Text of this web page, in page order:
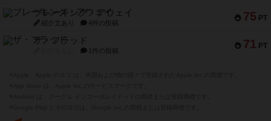
75 PT
ブレーキング・アウェイ
紹介文あり 4件の投稿
71 PT
ザ・フラッド
1件の投稿